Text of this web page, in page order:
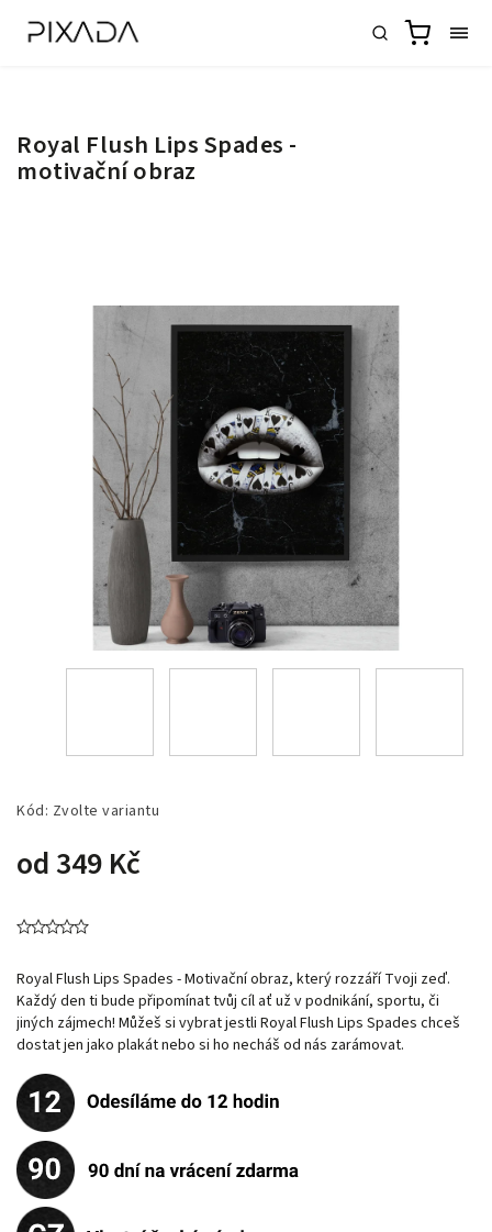
Royal Flush Lips Spades -
motivační obraz
Kód: Zvolte variantu
od349 Kč
Royal Flush Lips Spades -Motivační obraz, který rozzáří Tvoji zeď.
Každý den ti bude připomínat tvůj cíl ať už v podnikání, sportu, či
jiných zájmech! Můžeš si vybrat jestli Royal Flush Lips Spades chceš
dostat jen jako plakát nebo si ho necháš od nás zarámovat.